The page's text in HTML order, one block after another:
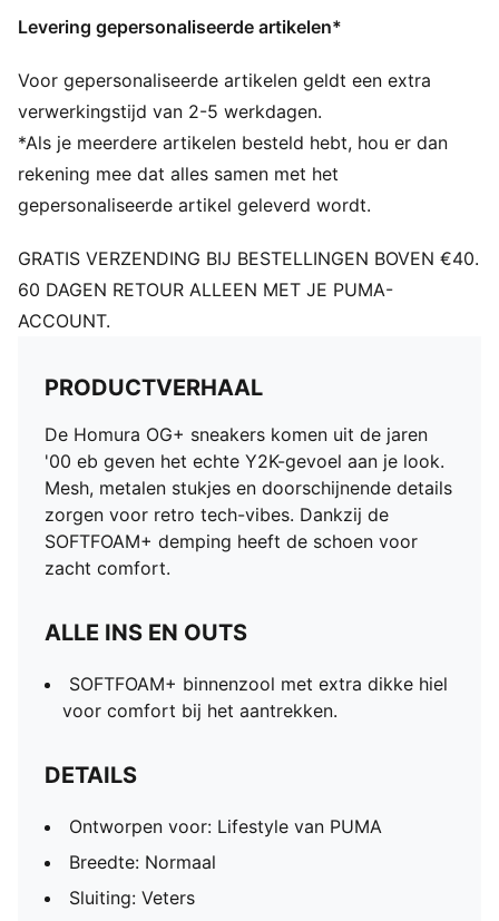
Levering gepersonaliseerde artikelen*
Voor gepersonaliseerde artikelen geldt een extra
verwerkingstijd van 2-5 werkdagen.
*Als je meerdere artikelen besteld hebt, hou er dan
rekening mee dat alles samen met het
gepersonaliseerde artikel geleverd wordt.
GRATIS VERZENDING BIJ BESTELLINGEN BOVEN €40.
60 DAGEN RETOUR ALLEEN MET JE PUMA-
ACCOUNT.
PRODUCTVERHAAL
De Homura OG+ sneakers komen uit de jaren
'00 eb geven het echte Y2K-gevoel aan je look.
Mesh, metalen stukjes en doorschijnende details
zorgen voor retro tech-vibes. Dankzij de
SOFTFOAM+ demping heeft de schoen voor
zacht comfort.
ALLE INS EN OUTS
SOFTFOAM+ binnenzool met extra dikke hiel
voor comfort bij het aantrekken.
DETAILS
Ontworpen voor: Lifestyle van PUMA
Breedte: Normaal
Sluiting: Veters